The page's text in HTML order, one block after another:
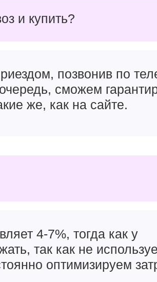
и купить?
позвонив по
сможем
же, как на сайте.
4-7%, тогда как у
так как не
оптимизируем